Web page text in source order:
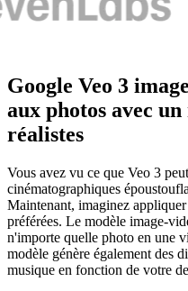
Google Veo 3
aux photos avec
réalistes
Vous avez vu ce que Veo 3
cinématographiques
Maintenant, imaginez
préférées. Le modèle image-
n'importe quelle photo en une
modèle génère également des
musique en fonction de votre